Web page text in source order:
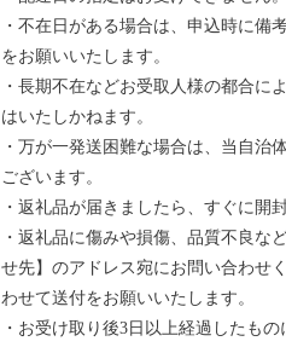
・不在日がある場合は、申込時に備
をお願いいたします。
・長期不在などお受取人様の都合に
はいたしかねます。
・万が一発送困難な場合は、当自治
ございます。
・返礼品が届きましたら、すぐに開
・返礼品に傷みや損傷、品質不良な
せ先】のアドレス宛にお問い合わせ
わせて送付をお願いいたします。
・お受け取り後3日以上経過したも